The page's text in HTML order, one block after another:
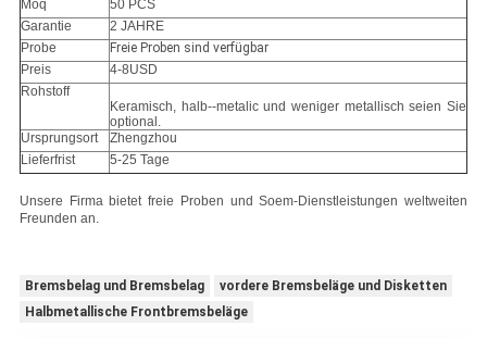
Moq
50 PCS
Garantie
2 JAHRE
Probe
Freie Proben sind verfügbar
Preis
4-8USD
Rohstoff
Keramisch, halb--metalic und weniger metallisch seien Sie
optional.
Ursprungsort
Zhengzhou
Lieferfrist
5-25 Tage
Unsere Firma bietet freie Proben und Soem-Dienstleistungen weltweiten
Freunden an.
Bremsbelag und Bremsbelag
vordere Bremsbeläge und Disketten
Halbmetallische Frontbremsbeläge